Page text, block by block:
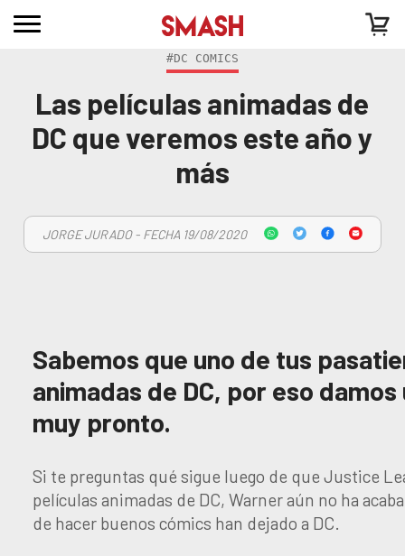
#DC COMICS
Las películas animadas de
DC que veremos este año y
más
JORGE JURADO - FECHA 19/08/2020
Sabemos que uno de tus
animadas de DC, por eso
muy pronto.
Si te preguntas qué sigue luego de que Justice
películas animadas de DC, Warner aún no ha
de hacer buenos cómics han dejado a DC.